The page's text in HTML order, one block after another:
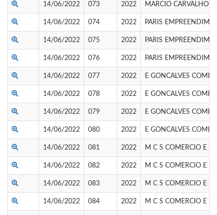
14/06/2022 073 2022 MARCIO CARVALHO
14/06/2022 074 2022 PARIS
14/06/2022 075 2022 PARIS
14/06/2022 076 2022 PARIS
14/06/2022 077 2022 E GONCALVES
14/06/2022 078 2022 E GONCALVES
14/06/2022 079 2022 E GONCALVES
14/06/2022 080 2022 E GONCALVES
14/06/2022 081 2022 M C S COMERCIO E
14/06/2022 082 2022 M C S COMERCIO E
14/06/2022 083 2022 M C S COMERCIO E
14/06/2022 084 2022 M C S COMERCIO E